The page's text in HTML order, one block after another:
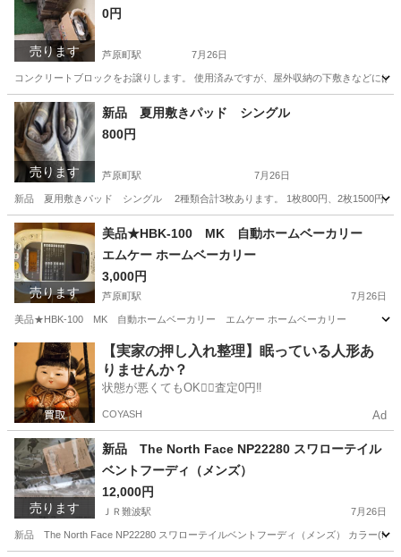
売ります
0円
芦原町駅 7月26日
コンクリートブロックをお譲りします。 使用済みですが、屋外収納の下敷きなどには
大阪 大阪市 芦原町駅 家庭用品 コンクリートブロック
売ります
新品 夏用敷きパッド シングル
800円
芦原町駅 7月26日
新品 夏用敷きパッド シングル 2種類合計3枚あります。 1枚800円、2枚1500円、3
大阪 大阪市 芦原町駅 パッド
売ります
美品★HBK-100 MK 自動ホームベーカリー
エムケー ホームベーカリー
3,000円
芦原町駅 7月26日
美品★HBK-100 MK 自動ホームベーカリー エムケー ホームベーカリー
大阪 大阪市 芦原町駅 キッチン家電
【実家の押し入れ整理】眠っている人形あ
りませんか？
状態が悪くてもOK🙆‍♀️査定0円‼️
COYASH Ad
売ります
新品 The North Face NP22280 スワローテイル
ベントフーディ（メンズ）
12,000円
ＪＲ難波駅 7月26日
新品 The North Face NP22280 スワローテイルベントフーディ（メンズ） カラー